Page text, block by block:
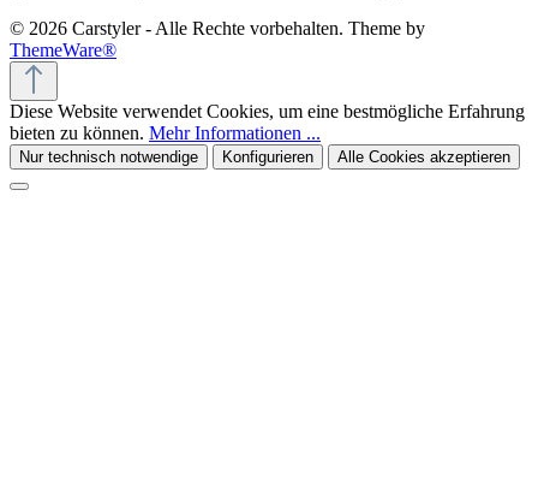
© 2026 Carstyler - Alle Rechte vorbehalten. Theme by
ThemeWare®
Diese Website verwendet Cookies, um eine bestmögliche Erfahrung
bieten zu können. Mehr Informationen ...
Nur technisch notwendige Konfigurieren Alle Cookies akzeptieren